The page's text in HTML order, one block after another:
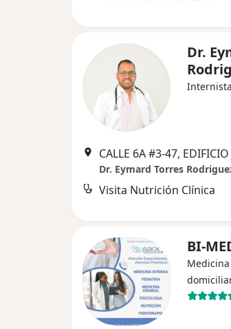
Dr.
Dr. Eymard Torres
Visita Nutrición Clínica
BI-